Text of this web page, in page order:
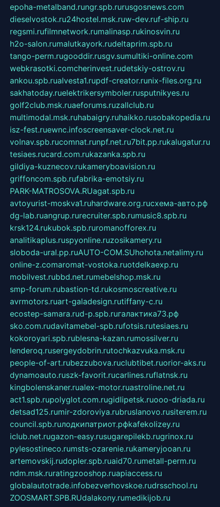
epoha-metalband.rungr.spb.rurusgosnews.com
dieselvostok.ru24hostel.msk.ruw-dev.ruf-ship.ru
regsmi.rufilmnetwork.rumalinasp.rukinosvin.ru
h2o-salon.rumalutkayork.rudeltaprim.spb.ru
tango-perm.rugooddir.rusgv.sumultiki-online.com
webkrasotki.comcherinvest.rudetskiy-ostrov.ru
ankou.spb.rualvesta1.rupdf-creator.runix-files.org.ru
sakhatoday.ruelektrikersymboler.rusputnikyes.ru
golf2club.msk.ruaeforums.ruzallclub.ru
multimodal.msk.ruhabaigry.ruhaikko.rusobakopedia.ru
isz-fest.ruewnc.infoscreensaver-clock.net.ru
volnav.spb.rucomnat.runpf.net.ru7bit.pp.rukalugatur.ru
tesiaes.rucard.com.rukazanka.spb.ru
gildiya-kuznecov.rukameryboavision.ru
griffoncom.spb.rufabrika-emotsiy.ru
PARK-MATROSOVA.RUagat.spb.ru
avtoyurist-moskva1.ruhardware.org.ruсхема-авто.рф
dg-lab.ruangrup.rurecruiter.spb.rumusic8.spb.ru
krsk124.rukubok.spb.ruromanofforex.ru
analitikaplus.ruspyonline.ruzosikamery.ru
sloboda-ural.pp.ruAUTO-COM.SUhohota.netalimy.ru
online-z.comaromat-vostoka.ruotdelkaexp.ru
mobilvest.rubbd.net.rumebelshop.msk.ru
smp-forum.rubastion-td.rukosmoscreative.ru
avrmotors.ruart-galadesign.rutiffany-c.ru
ecostep-samara.rud-p.spb.ruгалактика73.рф
sko.com.rudavitamebel-spb.rufotsis.rutesiaes.ru
kokoroyari.spb.rublesna-kazan.rumossilver.ru
lenderoq.rusergeydobrin.rutochkazvuka.msk.ru
people-of-art.rubezzubova.ruclubtibet.ruorior-aks.ru
dynamoauto.ruszk-favorit.rucarlines.ruflatnsk.ru
kingbolenskaner.rualex-motor.ruastroline.net.ru
act1.spb.rupolyglot.com.rugidlipetsk.ruooo-driada.ru
detsad125.rumir-zdoroviya.rubruslanovo.rusiterem.ru
council.spb.ruлодкипатриот.рфkafekolizey.ru
iclub.net.rugazon-easy.rusugarepilekb.rugrinox.ru
pylesostineco.rumsts-ozarenie.rukameryjooan.ru
artemovskij.rudopler.spb.ruaid70.rumetall-perm.ru
ndm.msk.ruratingzooshop.ruapiaccess.ru
globalautotrade.infobezverhovskoe.rudrsschool.ru
ZOOSMART.SPB.RUdalakony.rumedikijob.ru